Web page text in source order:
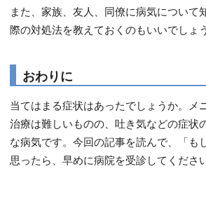
また、家族、友人、同僚に病気について
際の対処法を教えておくのもいいでしょう
おわりに
当てはまる症状はあったでしょうか。メ
治療は難しいものの、吐き気などの症状
な病気です。今回の記事を読んで、「も
思ったら、早めに病院を受診してくださ